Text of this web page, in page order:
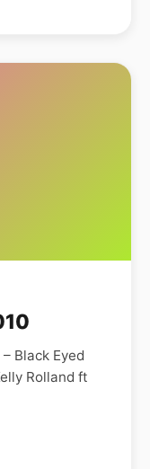
Black Eyed
Rolland ft